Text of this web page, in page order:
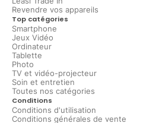
Revendre vos appareils
Top catégories
Smartphone
Jeux Vidéo
Ordinateur
Tablette
Photo
TV et vidéo-projecteur
Soin et entretien
Toutes nos catégories
Conditions
Conditions d'utilisation
Conditions générales de vente